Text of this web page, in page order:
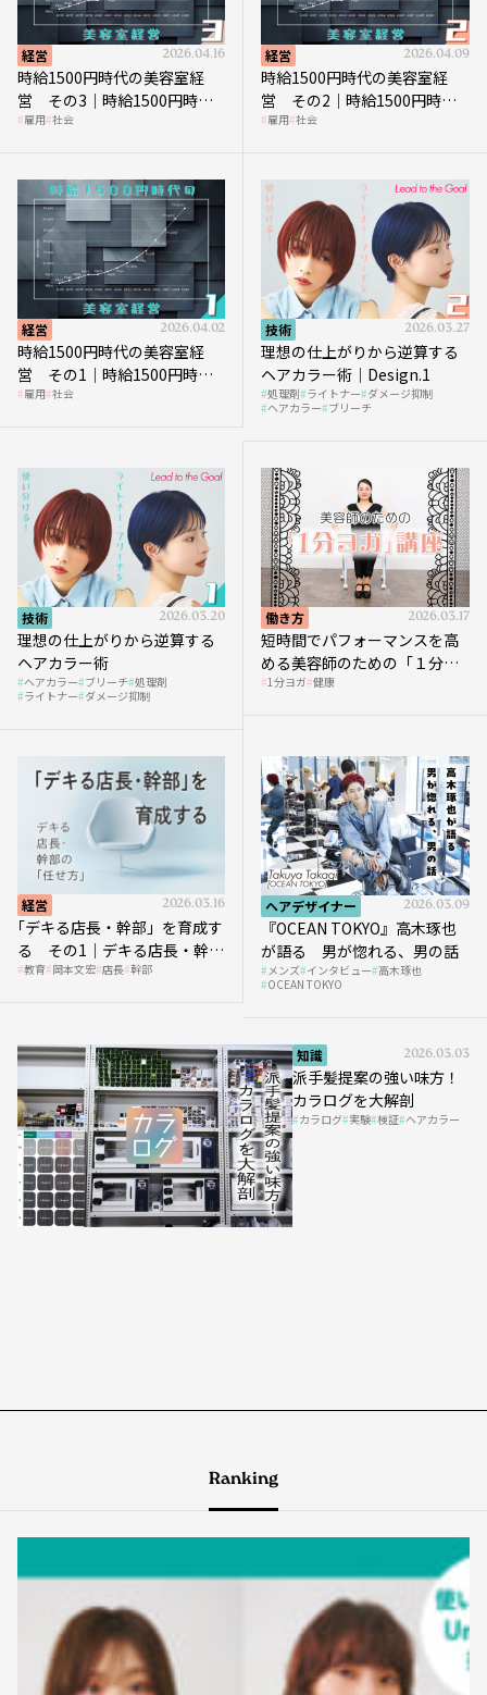
経営 2026.04.16
時給1500円時代の美容室経
営 その3｜時給1500円時
代、美容業はどのような影響
雇用 社会
経営 2026.04.09
時給1500円時代の美容室経
営 その2｜時給1500円時代
に支払う給与はいくらなのか
雇用 社会
経営 2026.04.02
時給1500円時代の美容室経
営 その1｜時給1500円時代
へ向かう社会的背景
雇用 社会
技術 2026.03.27
理想の仕上がりから逆算する
ヘアカラー術｜Design.1
処理剤 ライトナー ダメージ抑制
ヘアカラー ブリーチ
技術 2026.03.20
理想の仕上がりから逆算する
ヘアカラー術
ヘアカラー ブリーチ 処理剤
ライトナー ダメージ抑制
働き方 2026.03.17
短時間でパフォーマンスを高
める美容師のための「１分ヨ
ガ」講座｜実践編
1分ヨガ 健康
経営 2026.03.16
｢デキる店長・幹部」を育成す
る その1｜デキる店長・幹部
の「任せ方」
教育 岡本文宏 店長 幹部
ヘアデザイナー 2026.03.09
『OCEAN TOKYO』高木琢也
が語る 男が惚れる、男の話
メンズ インタビュー 高木琢也
OCEAN TOKYO
知識 2026.03.03
派手髪提案の強い味方！
カラログを大解剖
カラログ 実験 検証 ヘアカラー
Ranking